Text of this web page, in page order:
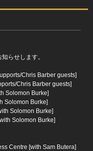
らせします。
Chris Barber guests]
Chris Barber guests]
Solomon Burke]
Solomon Burke]
Solomon Burke]
Solomon Burke]
Centre [with Sam Butera]